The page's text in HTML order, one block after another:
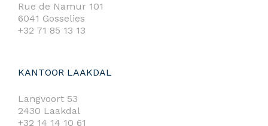
Rue de Namur 101
6041 Gosselies
+32 71 85 13 13
KANTOOR LAAKDAL
Langvoort 53
2430 Laakdal
+32 14 14 10 61